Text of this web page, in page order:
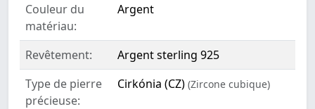
Couleur du
matériau:
Argent
Revêtement:
Argent sterling 925
Type de pierre
précieuse:
Cirkónia (CZ) (Zircone cubique)